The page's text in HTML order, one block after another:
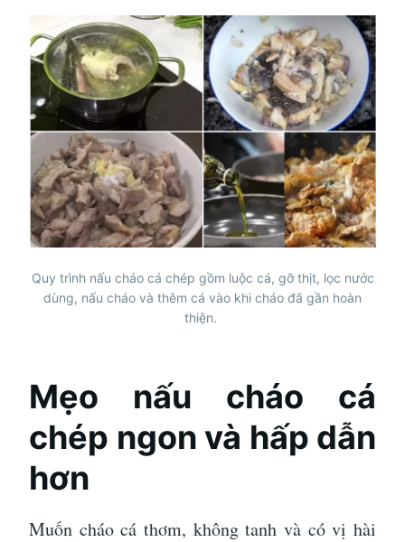
Quy trình nấu cháo cá chép gồm luộc cá, gỡ thịt, lọc nước
dùng, nấu cháo và thêm cá vào khi cháo đã gần hoàn
thiện.
Mẹo nấu cháo cá
chép ngon và hấp dẫn
hơn
Muốn cháo cá thơm, không tanh và có vị hài